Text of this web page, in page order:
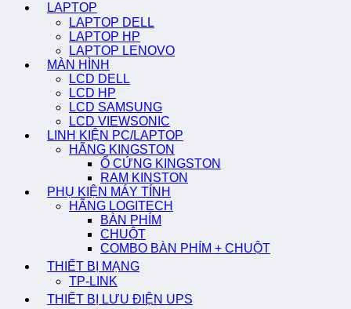
LAPTOP
LAPTOP DELL
LAPTOP HP
LAPTOP LENOVO
MÀN HÌNH
LCD DELL
LCD HP
LCD SAMSUNG
LCD VIEWSONIC
LINH KIỆN PC/LAPTOP
HÃNG KINGSTON
Ổ CỨNG KINGSTON
RAM KINSTON
PHỤ KIỆN MÁY TÍNH
HÃNG LOGITECH
BÀN PHÍM
CHUỘT
COMBO BÀN PHÍM + CHUỘT
THIẾT BỊ MẠNG
TP-LINK
THIẾT BỊ LƯU ĐIỆN UPS